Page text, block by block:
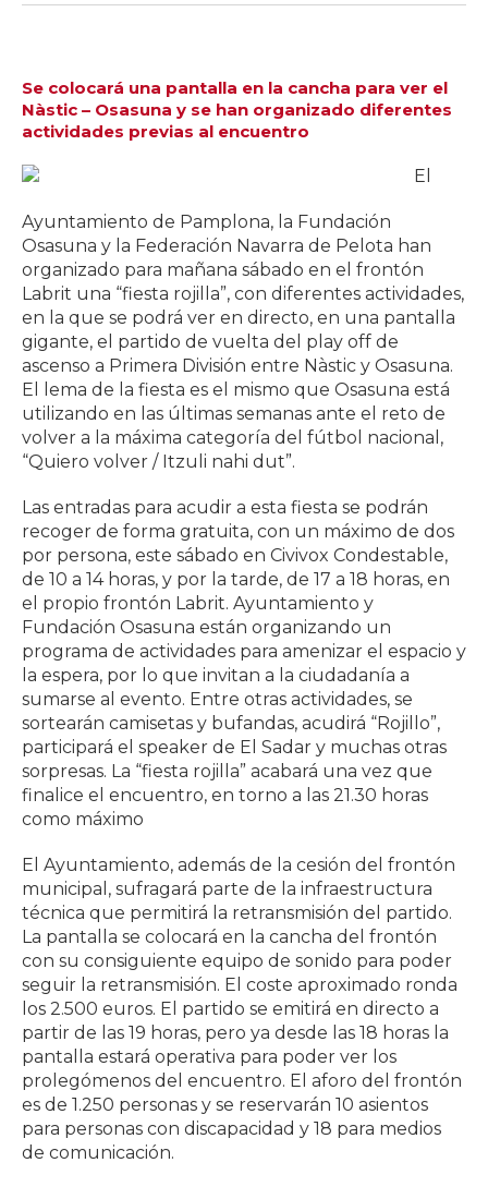
Se colocará una pantalla en la cancha para ver el
Nàstic – Osasuna y se han organizado diferentes
actividades previas al encuentro
El
Ayuntamiento de Pamplona, la Fundación
Osasuna y la Federación Navarra de Pelota han
organizado para mañana sábado en el frontón
Labrit una “fiesta rojilla”, con diferentes actividades,
en la que se podrá ver en directo, en una pantalla
gigante, el partido de vuelta del play off de
ascenso a Primera División entre Nàstic y Osasuna.
El lema de la fiesta es el mismo que Osasuna está
utilizando en las últimas semanas ante el reto de
volver a la máxima categoría del fútbol nacional,
“Quiero volver / Itzuli nahi dut”.
Las entradas para acudir a esta fiesta se podrán
recoger de forma gratuita, con un máximo de dos
por persona, este sábado en Civivox Condestable,
de 10 a 14 horas, y por la tarde, de 17 a 18 horas, en
el propio frontón Labrit. Ayuntamiento y
Fundación Osasuna están organizando un
programa de actividades para amenizar el espacio y
la espera, por lo que invitan a la ciudadanía a
sumarse al evento. Entre otras actividades, se
sortearán camisetas y bufandas, acudirá “Rojillo”,
participará el speaker de El Sadar y muchas otras
sorpresas. La “fiesta rojilla” acabará una vez que
finalice el encuentro, en torno a las 21.30 horas
como máximo
El Ayuntamiento, además de la cesión del frontón
municipal, sufragará parte de la infraestructura
técnica que permitirá la retransmisión del partido.
La pantalla se colocará en la cancha del frontón
con su consiguiente equipo de sonido para poder
seguir la retransmisión. El coste aproximado ronda
los 2.500 euros. El partido se emitirá en directo a
partir de las 19 horas, pero ya desde las 18 horas la
pantalla estará operativa para poder ver los
prolegómenos del encuentro. El aforo del frontón
es de 1.250 personas y se reservarán 10 asientos
para personas con discapacidad y 18 para medios
de comunicación.